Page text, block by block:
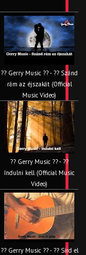
?? Gerry Music ?? - ?? Szánd
rám az éjszakát (Official
Music Video)
?? Gerry Music ?? - ??
Indulni kell (Official Music
Video)
?? Gerry Music ?? - ?? Sírd el